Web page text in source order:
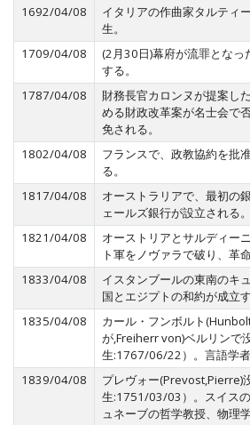
1692/04/08
イタリアの作曲家タルティ
生。
1709/04/08
(2月30日)幕府が流罪となっ
する。
1787/04/08
財務長官カロンヌが提案し
める財政改革案が名士会で
免される。
1802/04/08
フランスで、政教協約を批
る。
1817/04/08
オーストラリアで、最初の
ェールズ銀行が設立される。
1821/04/08
オーストリアとサルディー
ト軍をノヴァラで破り、革
1833/04/08
イスタンブールの東南のキ
国とエジプトの和約が成立す
1835/04/08
カール・フンボルト
が,Freiherr von)ベルリンで
生:1767/06/22）。言語学者
1839/04/08
プレヴォー(Prevost,Pierre)
生:1751/03/03）。スイス
ュネーブの哲学教授、物理